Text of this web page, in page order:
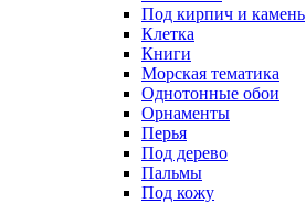
Под кирпич и камень
Клетка
Книги
Морская тематика
Однотонные обои
Орнаменты
Перья
Под дерево
Пальмы
Под кожу